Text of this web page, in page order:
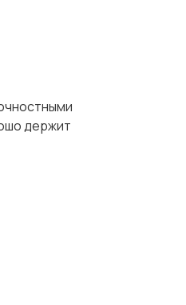
держит